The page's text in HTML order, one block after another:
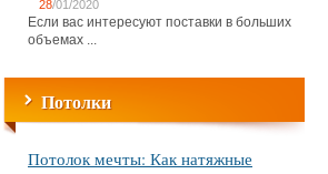
28/01/2020
Если вас интересуют поставки в больших
объемах ...
Потолки
Потолок мечты: Как натяжные